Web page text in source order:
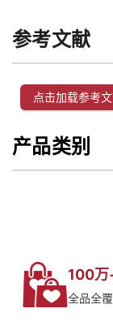
参考文献
点击加载参考
产品类别
100万
全品全